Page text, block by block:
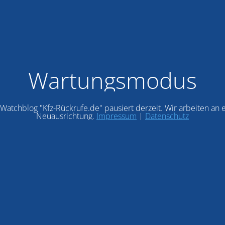
Wartungsmodus
"Kfz-Rückrufe.de" pausiert derzeit. Wir arbeiten an
Neuausrichtung. Impressum | Datenschutz